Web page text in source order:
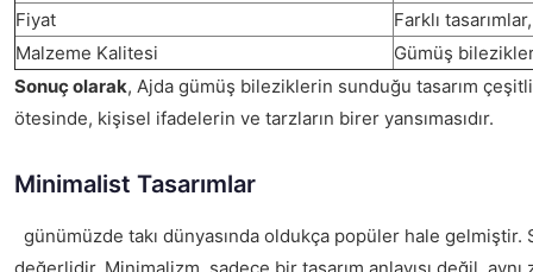
Fiyat
Farklı
Malzeme Kalitesi
Gümüş
Sonuç olarak, Ajda gümüş bileziklerin sunduğu tasarım
ötesinde, kişisel ifadelerin ve tarzların birer yansımasıdır.
Minimalist Tasarımlar
günümüzde takı dünyasında oldukça popüler hale